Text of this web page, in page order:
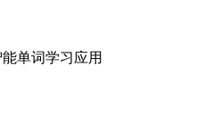
单词学习应用